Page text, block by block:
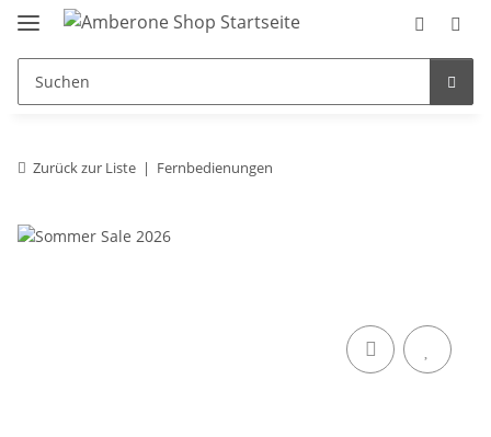
Zurück zur Liste Fernbedienungen